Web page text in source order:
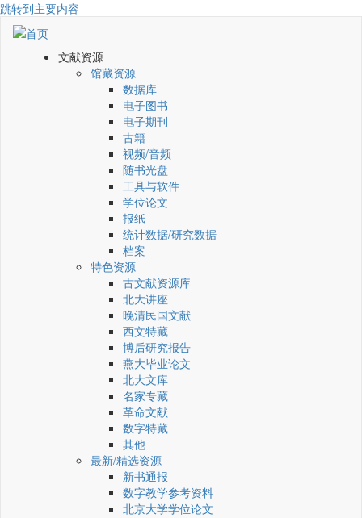
跳转到主要内容
文献资源
馆藏资源
数据库
电子图书
电子期刊
古籍
视频/音频
随书光盘
工具与软件
学位论文
报纸
统计数据/研究数据
档案
特色资源
古文献资源库
北大讲座
晚清民国文献
西文特藏
博后研究报告
燕大毕业论文
北大文库
名家专藏
革命文献
数字特藏
其他
最新/精选资源
新书通报
数字教学参考资料
北京大学学位论文